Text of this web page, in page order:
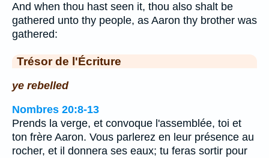
And when thou hast seen it, thou also shalt be
gathered unto thy people, as Aaron thy brother was
gathered:
Trésor de l'Écriture
ye rebelled
Nombres 20:8-13
Prends la verge, et convoque l'assemblée, toi et
ton frère Aaron. Vous parlerez en leur présence au
rocher, et il donnera ses eaux; tu feras sortir pour